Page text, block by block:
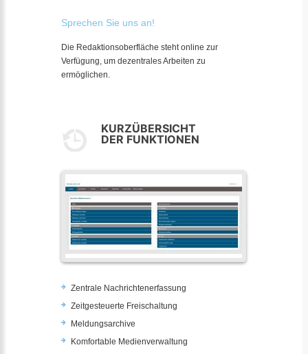
Sprechen Sie uns an!
Die Redaktionsoberfläche steht online zur
Verfügung, um dezentrales Arbeiten zu
ermöglichen.
KURZÜBERSICHT
DER FUNKTIONEN
Zentrale Nachrichtenerfassung
Zeitgesteuerte Freischaltung
Meldungsarchive
Komfortable Medienverwaltung